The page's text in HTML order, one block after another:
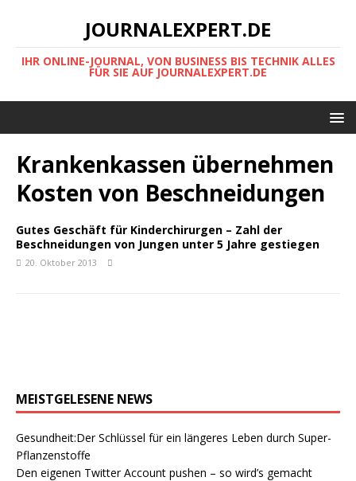
JOURNALEXPERT.DE
IHR ONLINE-JOURNAL, VON BUSINESS BIS TECHNIK ALLES
FÜR SIE AUF JOURNALEXPERT.DE
Krankenkassen übernehmen
Kosten von Beschneidungen
Gutes Geschäft für Kinderchirurgen – Zahl der
Beschneidungen von Jungen unter 5 Jahre gestiegen
20. Oktober 2013
MEISTGELESENE NEWS
Gesundheit:Der Schlüssel für ein längeres Leben durch Super-
Pflanzenstoffe
Den eigenen Twitter Account pushen – so wird’s gemacht